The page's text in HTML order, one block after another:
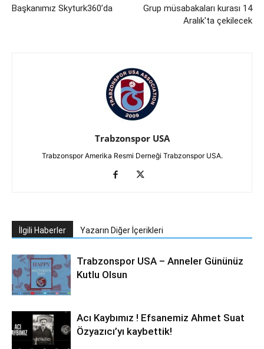
Başkanımız Skyturk360’da
Grup müsabakaları kurası 14
Aralık'ta çekilecek
Trabzonspor USA
Trabzonspor Amerika Resmi Derneği Trabzonspor USA.
İlgili Haberler Yazarın Diğer İçerikleri
Trabzonspor USA – Anneler Gününüz
Kutlu Olsun
Acı Kaybımız ! Efsanemiz Ahmet Suat
Özyazıcı’yı kaybettik!